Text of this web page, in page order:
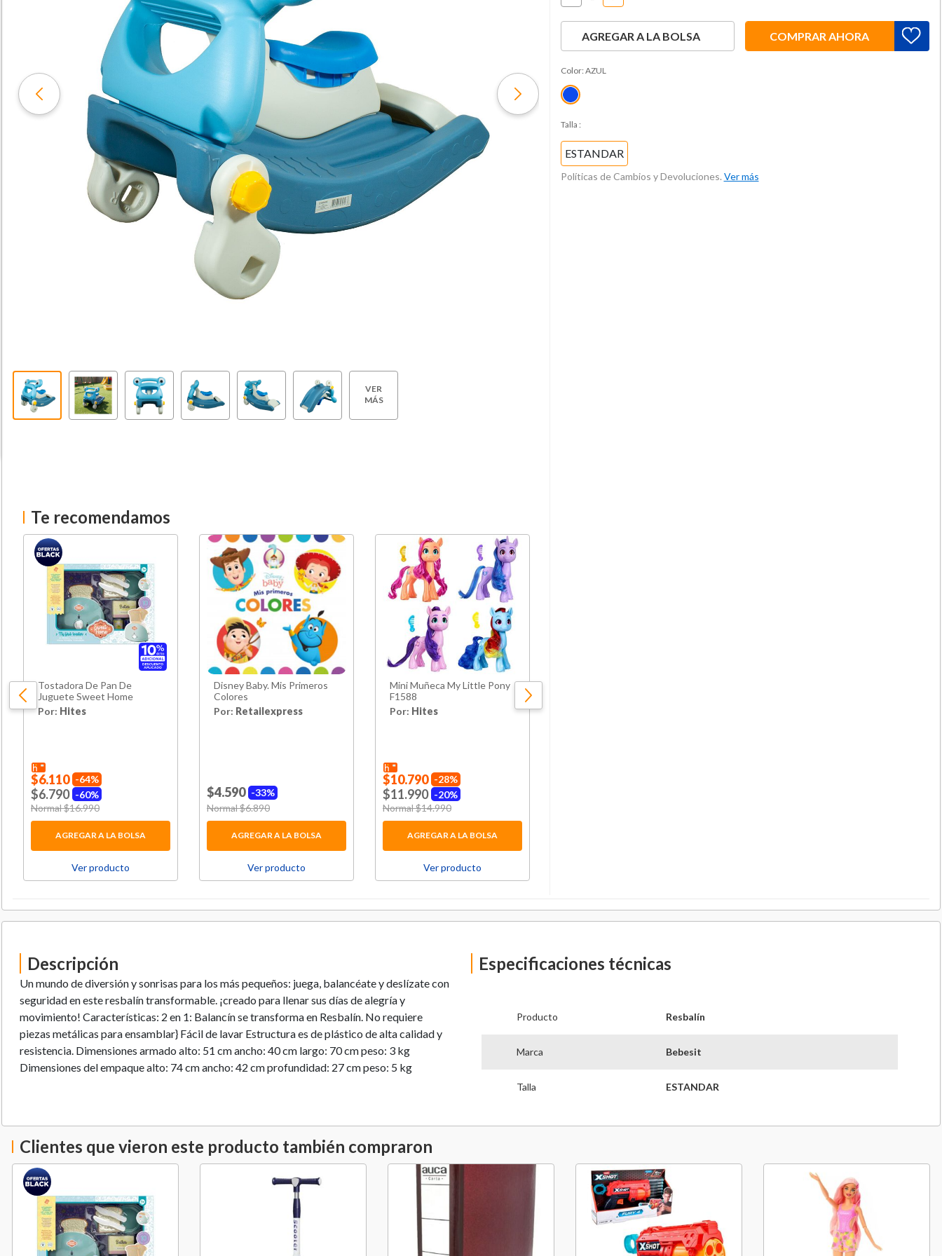
VER
MÁS
Te recomendamos
Tostadora De Pan De
Juguete Sweet Home
Por: Hites
64%
$6.110
60%
$6.790
Price reduced from
Normal $16.990
AGREGAR A LA BOLSA
Ver producto
Disney Baby. Mis Primeros
Colores
Por: Retailexpress
33%
$4.590
Price reduced from
Normal $6.890
AGREGAR A LA BOLSA
Ver producto
Mini Muñeca My Little Pony
F1588
Por: Hites
28%
$10.790
20%
$11.990
Price reduced from
Normal $14.990
AGREGAR A LA BOLSA
Ver producto
AGREGAR A LA BOLSA COMPRAR AHORA
Color: AZUL
Talla :
ESTANDAR
Políticas de Cambios y Devoluciones. Ver más
Descripción
Un mundo de diversión y sonrisas para los más pequeños: juega, balancéate y deslízate con
seguridad en este resbalín transformable. ¡creado para llenar sus días de alegría y
movimiento! Características: 2 en 1: Balancín se transforma en Resbalín. No requiere
piezas metálicas para ensamblar} Fácil de lavar Estructura es de plástico de alta calidad y
resistencia. Dimensiones armado alto: 51 cm ancho: 40 cm largo: 70 cm peso: 3 kg
Dimensiones del empaque alto: 74 cm ancho: 42 cm profundidad: 27 cm peso: 5 kg
Especificaciones técnicas
Producto Resbalín
Marca Bebesit
Talla ESTANDAR
Clientes que vieron este producto también compraron